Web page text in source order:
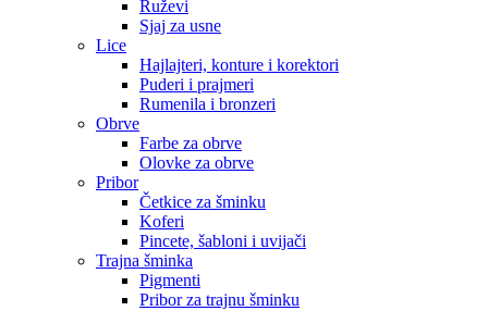
Ruževi
Sjaj za usne
Lice
Hajlajteri, konture i korektori
Puderi i prajmeri
Rumenila i bronzeri
Obrve
Farbe za obrve
Olovke za obrve
Pribor
Četkice za šminku
Koferi
Pincete, šabloni i uvijači
Trajna šminka
Pigmenti
Pribor za trajnu šminku